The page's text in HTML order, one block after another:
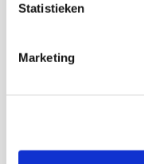
Statistieken
Marketing
23